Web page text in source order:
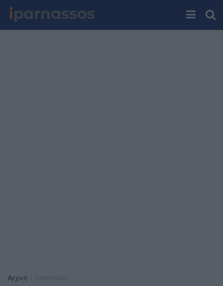
Αρχική Πολιτισμός